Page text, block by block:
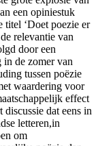
een opiniestuk
titel ‘Doet poezie er
relevantie van
door een
in de zomer van
tussen poëzie
waardering voor
effect
dat eens in
letteren,in
om